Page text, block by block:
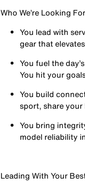
Who We’re Looking For
You lead with
gear that
You fuel the
You hit your
You build
sport, share your
You bring
model reliability
Leading With Your